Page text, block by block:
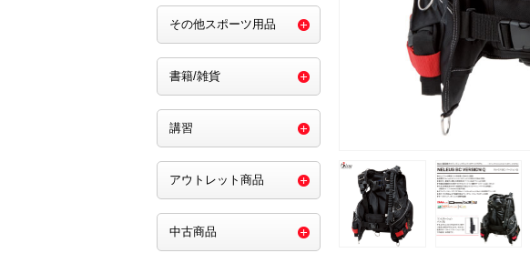
その他スポーツ用品
書籍/雑貨
講習
アウトレット商品
中古商品